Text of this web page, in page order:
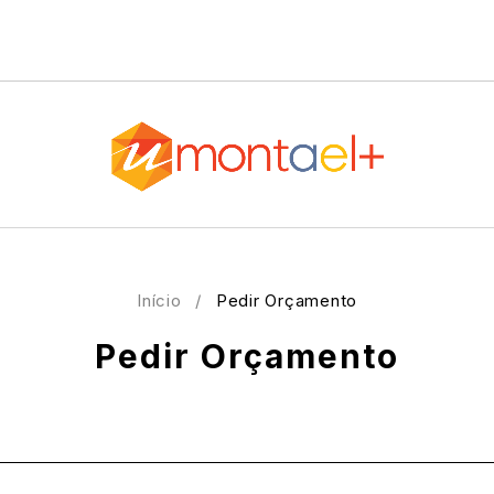
Pedir Orçamento
Início / Pedir Orçamento